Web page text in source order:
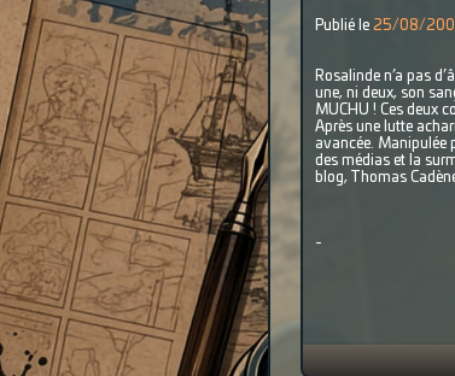
Publié le 25/08/
Rosalinde n’a pas
une, ni deux, son
MUCHU ! Ces deux
Après une lutte
avancée. Manipulée
des médias et la
blog, Thomas
-